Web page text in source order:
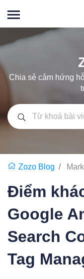
Chia sẻ cảm hứng
Zozo Blog
Điểm
Google
Search
Tag